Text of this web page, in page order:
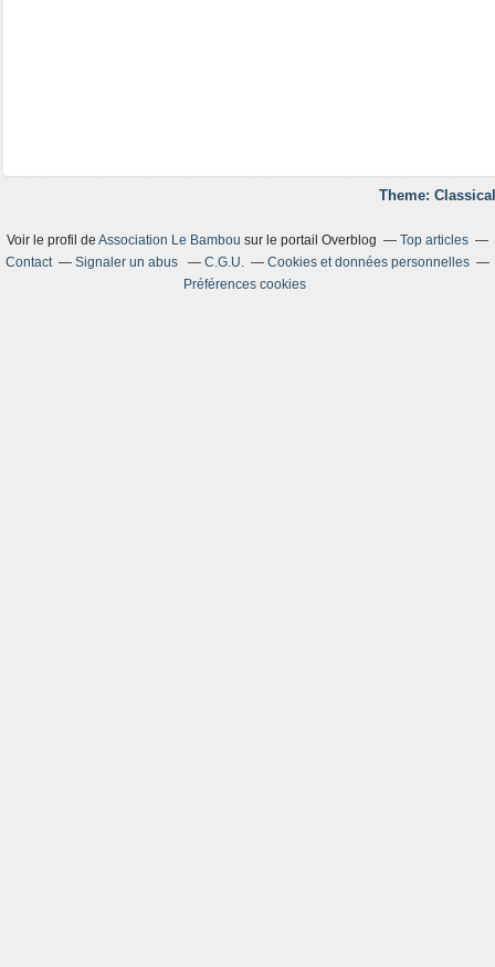
Theme:
Voir le profil de Association Le Bambou sur le portail Overblog
Top articles
Contact
Signaler un abus C.G.U.
Cookies et données personnelles
Préférences cookies